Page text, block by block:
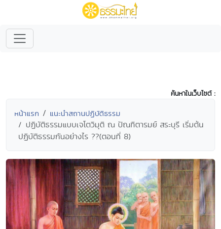
ค้นหาในเว็บไซต์ :
หน้าแรก แนะนำสถานปฏิบัติธรรม
ปฏิบัติธรรมแบบเจโตวิมุติ ณ ปัณฑิตารมย์ สระบุรี เริ่มต้น
ปฏิบัติธรรมกันอย่างไร ??(ตอนที่ 8)